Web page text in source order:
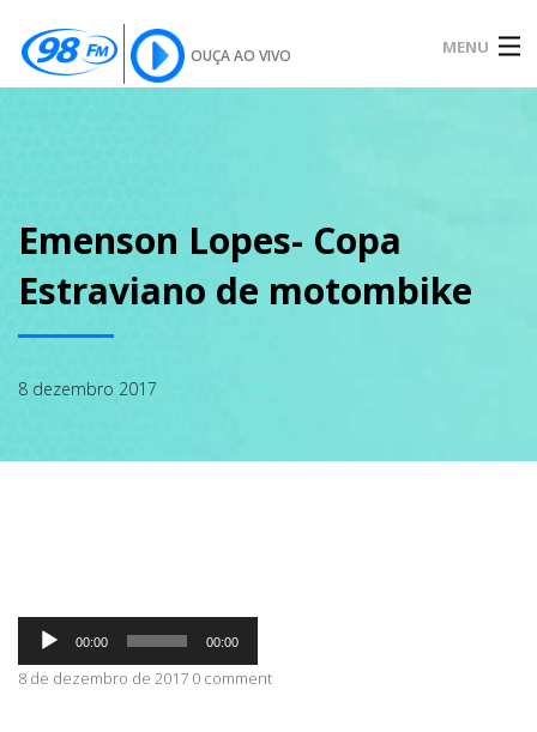
OUÇA AO VIVO MENU
SOBRE
CONTATO
Emenson Lopes- Copa
Estraviano de motombike
8 dezembro 2017
Tocador
áudio
00:00 00:00
8 de dezembro de 2017 0 comment